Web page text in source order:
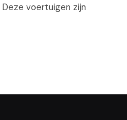
Deze voertuigen zijn